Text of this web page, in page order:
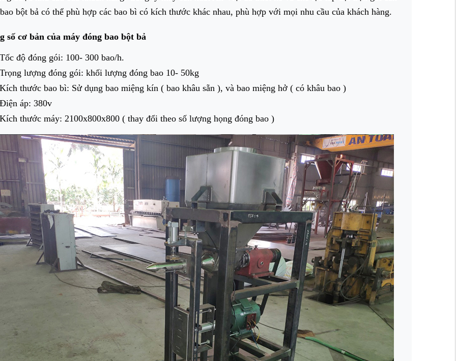
bột bả có thể phù hợp các bao bì có kích thước khác nhau, phù hợp với mọi nhu cầu của khách hàng.
số cơ bản của máy đóng bao bột bả
Tốc độ đóng gói: 100- 300 bao/h.
Trọng lượng đóng gói: khối lượng đóng bao 10- 50kg
Kích thước bao bì: Sử dụng bao miệng kín ( bao khâu sẵn ), và bao miệng hở ( có khâu bao )
Điện áp: 380v
Kích thước máy: 2100x800x800 ( thay đổi theo số lượng họng đóng bao )